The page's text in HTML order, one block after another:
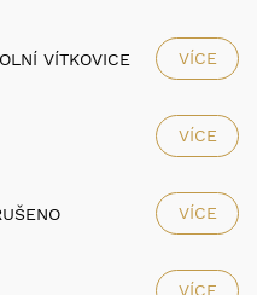
VÍTKOVICE VÍCE
VÍCE
VÍCE
VÍCE